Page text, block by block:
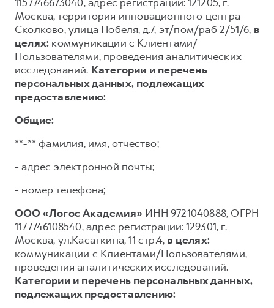
Москва, территория инновационного центра
Сколково, улица Нобеля, д.7, эт/пом/раб 2/51/6, в
целях: коммуникации с Клиентами/
Пользователями, проведения аналитических
исследований. Категории и перечень
персональных данных, подлежащих
предоставлению:
Общие:
**-** фамилия, имя, отчество;
- адрес электронной почты;
- номер телефона;
ООО «Логос Академия» ИНН 9721040888, ОГРН
1177746108540, адрес регистрации: 129301, г.
Москва, ул.Касаткина, 11 стр.4, в целях:
коммуникации с Клиентами/Пользователями,
проведения аналитических исследований.
Категории и перечень персональных данных,
подлежащих предоставлению: